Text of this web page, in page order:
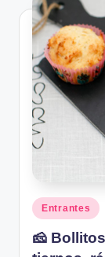
Publicado
en
Entrantes
🧀